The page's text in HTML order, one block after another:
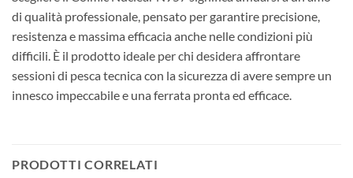
di qualità professionale, pensato per garantire precisione,
resistenza e massima efficacia anche nelle condizioni più
difficili. È il prodotto ideale per chi desidera affrontare
sessioni di pesca tecnica con la sicurezza di avere sempre un
innesco impeccabile e una ferrata pronta ed efficace.
PRODOTTI CORRELATI